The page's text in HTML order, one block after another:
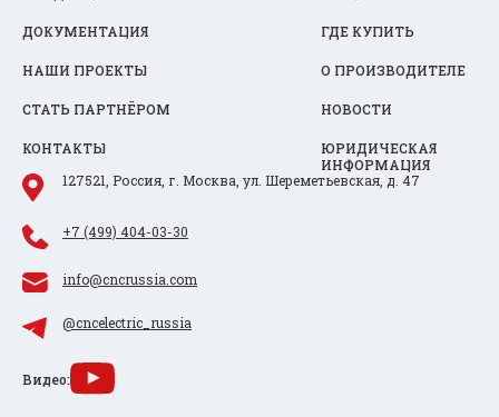
ДОКУМЕНТАЦИЯ ГДЕ КУПИТЬ
НАШИ ПРОЕКТЫ О ПРОИЗВОДИТЕЛЕ
СТАТЬ ПАРТНЁРОМ НОВОСТИ
КОНТАКТЫ
ЮРИДИЧЕСКАЯ
ИНФОРМАЦИЯ
127521, Россия, г. Москва, ул. Шереметьевская, д. 47
+7 (499) 404-03-30
info@cncrussia.com
@cncelectric_russia
Видео: